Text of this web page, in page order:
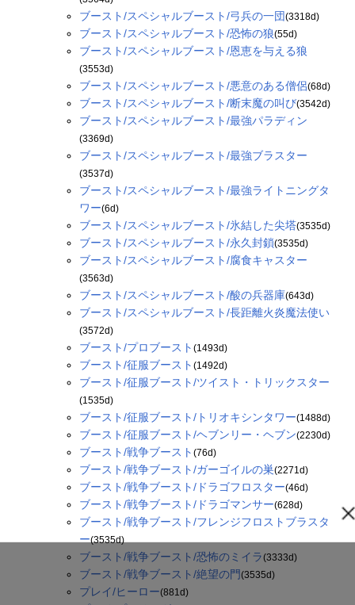
ブースト/スペシャルブースト/弓兵の一団(3318d)
ブースト/スペシャルブースト/恐怖の狼(55d)
ブースト/スペシャルブースト/恩恵を与える狼
(3553d)
ブースト/スペシャルブースト/悪意のある僧侶(68d)
ブースト/スペシャルブースト/断末魔の叫び(3542d)
ブースト/スペシャルブースト/最強パラディン
(3369d)
ブースト/スペシャルブースト/最強ブラスター
(3537d)
ブースト/スペシャルブースト/最強ライトニングタ
ワー(6d)
ブースト/スペシャルブースト/氷結した尖塔(3535d)
ブースト/スペシャルブースト/永久封鎖(3535d)
ブースト/スペシャルブースト/腐食キャスター
(3563d)
ブースト/スペシャルブースト/酸の兵器庫(643d)
ブースト/スペシャルブースト/長距離火炎魔法使い
(3572d)
ブースト/プロブースト (1493d)
ブースト/征服ブースト (1492d)
ブースト/征服ブースト/ツイスト・トリックスター
(1535d)
ブースト/征服ブースト/トリオキシンタワー(1488d)
ブースト/征服ブースト/ヘブンリー・ヘブン(2230d)
ブースト/戦争ブースト (76d)
ブースト/戦争ブースト/ガーゴイルの巣(2271d)
ブースト/戦争ブースト/ドラゴフロスター(46d)
ブースト/戦争ブースト/ドラゴマンサー(628d)
ブースト/戦争ブースト/フレンジフロストブラスタ
ー(3535d)
ブースト/戦争ブースト/恐怖のミイラ(3333d)
ブースト/戦争ブースト/絶望の門(3535d)
プレイ/ヒーロー(881d)